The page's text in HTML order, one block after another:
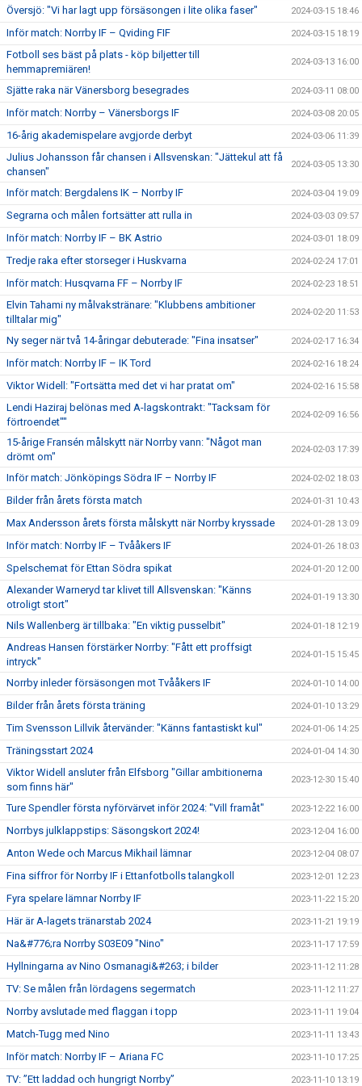
Översjö: "Vi har lagt upp försäsongen i lite olika faser" 2024-03-15 18:46
Inför match: Norrby IF – Qviding FIF 2024-03-15 18:19
Fotboll ses bäst på plats - köp biljetter till
hemmapremiären!
2024-03-13 16:00
Sjätte raka när Vänersborg besegrades 2024-03-11 08:00
Inför match: Norrby – Vänersborgs IF 2024-03-08 20:05
16-årig akademispelare avgjorde derbyt 2024-03-06 11:39
Julius Johansson får chansen i Allsvenskan: "Jättekul att få
chansen"
2024-03-05 13:30
Inför match: Bergdalens IK – Norrby IF 2024-03-04 19:09
Segrarna och målen fortsätter att rulla in 2024-03-03 09:57
Inför match: Norrby IF – BK Astrio 2024-03-01 18:09
Tredje raka efter storseger i Huskvarna 2024-02-24 17:01
Inför match: Husqvarna FF – Norrby IF 2024-02-23 18:51
Elvin Tahami ny målvakstränare: "Klubbens ambitioner
tilltalar mig"
2024-02-20 11:53
Ny seger när två 14-åringar debuterade: "Fina insatser" 2024-02-17 16:34
Inför match: Norrby IF – IK Tord 2024-02-16 18:24
Viktor Widell: "Fortsätta med det vi har pratat om" 2024-02-16 15:58
Lendi Haziraj belönas med A-lagskontrakt: "Tacksam för
förtroendet""
2024-02-09 16:56
15-årige Fransén målskytt när Norrby vann: "Något man
drömt om"
2024-02-03 17:39
Inför match: Jönköpings Södra IF – Norrby IF 2024-02-02 18:03
Bilder från årets första match 2024-01-31 10:43
Max Andersson årets första målskytt när Norrby kryssade 2024-01-28 13:09
Inför match: Norrby IF – Tvååkers IF 2024-01-26 18:03
Spelschemat för Ettan Södra spikat 2024-01-20 12:00
Alexander Warneryd tar klivet till Allsvenskan: "Känns
otroligt stort"
2024-01-19 13:30
Nils Wallenberg är tillbaka: "En viktig pusselbit" 2024-01-18 12:19
Andreas Hansen förstärker Norrby: "Fått ett proffsigt
intryck"
2024-01-15 15:45
Norrby inleder försäsongen mot Tvååkers IF 2024-01-10 14:00
Bilder från årets första träning 2024-01-10 13:29
Tim Svensson Lillvik återvänder: "Känns fantastiskt kul" 2024-01-06 14:25
Träningsstart 2024 2024-01-04 14:30
Viktor Widell ansluter från Elfsborg "Gillar ambitionerna
som finns här"
2023-12-30 15:40
Ture Spendler första nyförvärvet inför 2024: "Vill framåt" 2023-12-22 16:00
Norrbys julklappstips: Säsongskort 2024! 2023-12-04 16:00
Anton Wede och Marcus Mikhail lämnar 2023-12-04 08:07
Fina siffror för Norrby IF i Ettanfotbolls talangkoll 2023-12-01 12:23
Fyra spelare lämnar Norrby IF 2023-11-22 15:20
Här är A-lagets tränarstab 2024 2023-11-21 19:19
Na&#776;ra Norrby S03E09 "Nino" 2023-11-17 17:59
Hyllningarna av Nino Osmanagi&#263; i bilder 2023-11-12 11:28
TV: Se målen från lördagens segermatch 2023-11-12 11:27
Norrby avslutade med flaggan i topp 2023-11-11 19:04
Match-Tugg med Nino 2023-11-11 13:43
Inför match: Norrby IF – Ariana FC 2023-11-10 17:25
TV: ”Ett laddad och hungrigt Norrby” 2023-11-10 13:19